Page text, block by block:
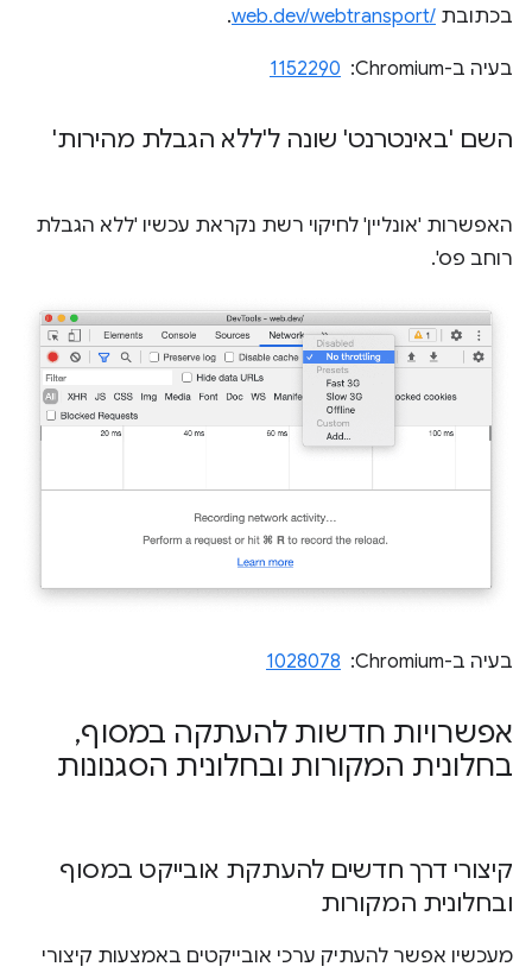
בכתובת web.dev/webtransport/‎
.
בעיה ב-Chromium: ‏ 1152290
השם 'באינטרנט' שונה ל'ללא הגבלת מהירות'
האפשרות 'אונליין' לחיקוי רשת נקראת עכשיו 'ללא הגבלת
רוחב פס'.
בעיה ב-Chromium: ‏ 1028078
אפשרויות חדשות להעתקה במסוף,
בחלונית המקורות ובחלונית הסגנונות
קיצורי דרך חדשים להעתקת אובייקט במסוף
ובחלונית המקורות
מעכשיו אפשר להעתיק ערכי אובייקטים באמצעות קיצורי